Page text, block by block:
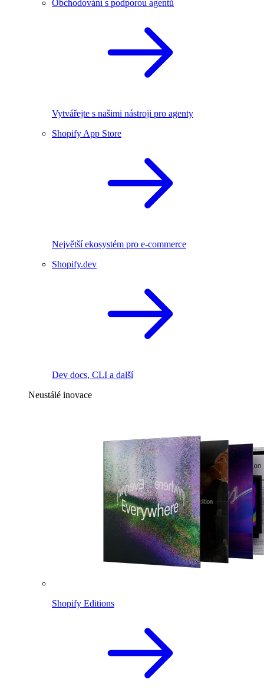
Obchodování s podporou agentů
Vytvářejte s našimi nástroji pro agenty
Shopify App Store
Největší ekosystém pro e-commerce
Shopify.dev
Dev docs, CLI a další
Neustálé inovace
Shopify Editions